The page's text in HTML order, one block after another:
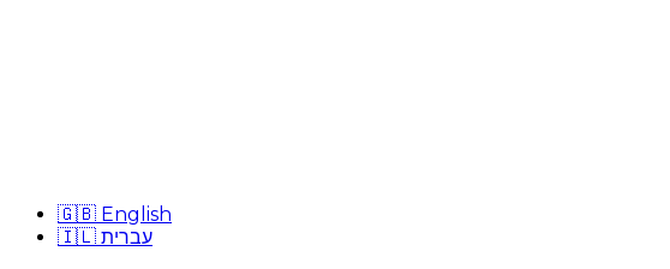
🇬🇧 English
🇮🇱 עברית